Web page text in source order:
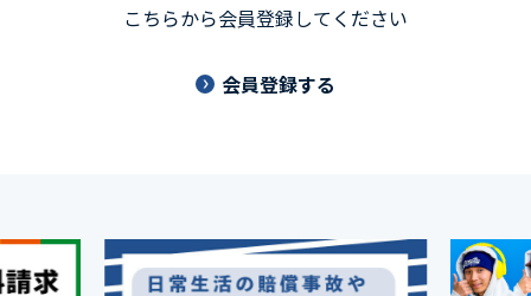
こちらから会員登録してください
会員登録する